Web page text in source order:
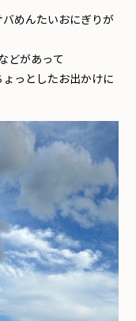
めんたいおにぎりが
どがあって
っとしたお出かけに